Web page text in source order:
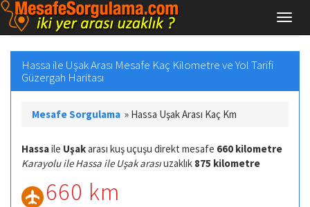
Hassa ile Uşak Arası Mesafe Kaç Kilometre ve Yol Tarifi
Güzergah Haritası
Mesafe Sorgulama » Hassa Uşak Arası Kaç Km
Hassaile Uşakarası kuş uçuşu direkt mesafe 660 kilometre
Karayolu ile Hassa ile Uşak arasıuzaklık 875 kilometre
660 km